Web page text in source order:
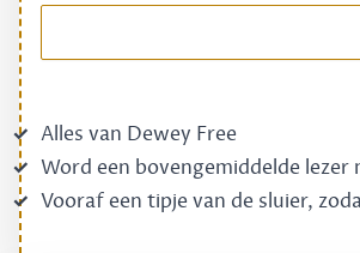
Alles van Dewey Free
Word een bovengemiddelde lezer
Vooraf een tipje van de sluier,